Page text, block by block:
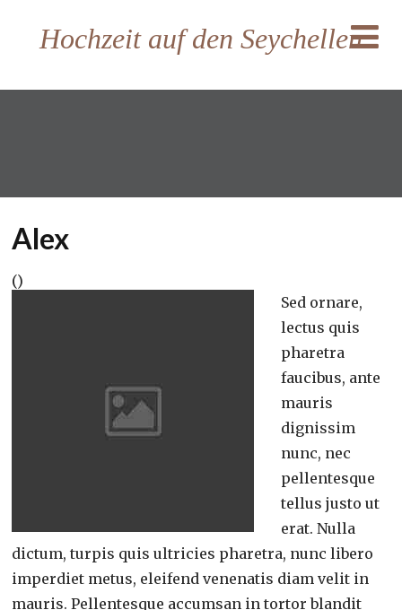
Hochzeit auf den Seychellen
Alex
()
Sed ornare,
lectus quis
pharetra
faucibus, ante
mauris
dignissim
nunc, nec
pellentesque
tellus justo ut
erat. Nulla
dictum, turpis quis ultricies pharetra, nunc libero
imperdiet metus, eleifend venenatis diam velit in
mauris. Pellentesque accumsan in tortor blandit